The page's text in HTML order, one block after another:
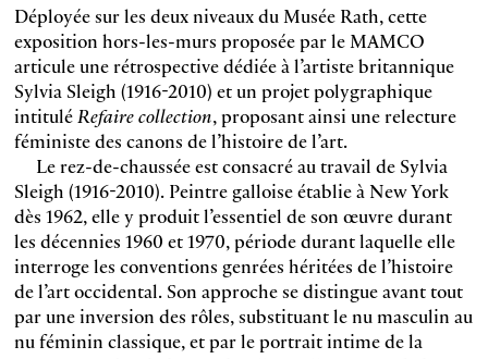
Déployée sur les deux niveaux du Musée Rath, cette
exposition hors-les-murs proposée par le MAMCO
articule une rétrospective dédiée à l’artiste britannique
Sylvia Sleigh (1916-2010) et un projet polygraphique
intituléRefaire collection, proposant ainsi une relecture
féministe des canons de l’histoire de l’art.
Le rez-de-chaussée est consacré au travail de Sylvia
Sleigh (1916-2010). Peintre galloise établie à New York
dès 1962, elle y produit l’essentiel de son œuvre durant
les décennies 1960 et 1970, période durant laquelle elle
interroge les conventions genrées héritées de l’histoire
de l’art occidental. Son approche se distingue avant tout
par une inversion des rôles, substituant le nu masculin au
nu féminin classique, et par le portrait intime de la